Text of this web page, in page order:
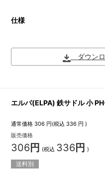
仕様
ダウン
エルパ(ELPA) 鉄サドル 小
通常価格 306 円(税込 336 円 )
販売価格
306円 (税込 336円 )
送料別